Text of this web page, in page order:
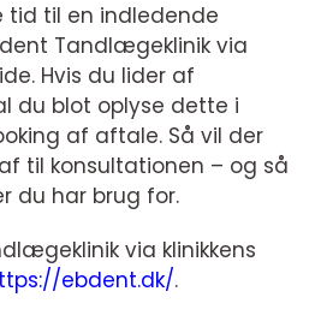
tid til en indledende
Tandlægeklinik via
Hvis du lider af
du blot oplyse dette i
af aftale. Så vil der
til konsultationen – og så
du har brug for.
via klinikkens
ebdent.dk/.